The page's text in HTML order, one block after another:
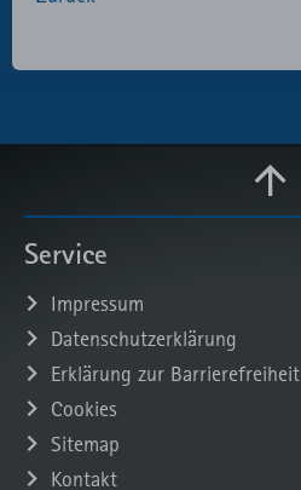
Service
Impressum
Datenschutzerklärung
Erklärung zur Barrierefreiheit
Cookies
Sitemap
Kontakt